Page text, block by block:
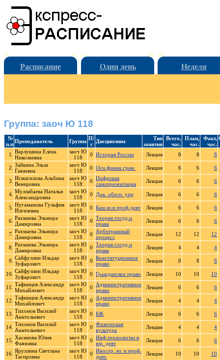
Расписание Один день Неделя
Группа: заоч Ю 118
№
п.п Преподаватель Группа П/
г
Дисциплина
Тип
занятия
Всего,
час.
План,
час.
Факт,
час.
1.
Варлушина Елена
Николаевна
заоч Ю
118
0 История России Лекция 8 8 8
2. Зайкина Эльза
Гаязовна
заоч Ю
118
0 Осн.финан.грам. Лекция 6 6 6
3. Исмагилова Альбина
Венеровна
заоч Ю
118
0 Цифровая
самопрезентация
Лекция 6 6 6
4. Муллабаева Наталья
Александровна
заоч Ю
118
0 Док. обесп. упр Лекция 6 6 6
5. Нугаманова Гульфия
Илгизевна
заоч Ю
118
0 Баш.яз.в проф.деят Лекция 6 6 6
6. Рахмаева Эльмира
Дамировна
заоч Ю
118
0 Теория госуд.и
права
Лекция 6 6 6
7. Рахмаева Эльмира
Дамировна
заоч Ю
118
0
Арбитражный
процесс
Лекция 12 12 12
8. Рахмаева Эльмира
Дамировна
заоч Ю
118
0 Теория госуд.и
права
Лекция 4 4 4
9. Сайфуллин Ильдар
Зуфарович
заоч Ю
118
0 Конституционное
право
Лекция 8 8 8
10. Сайфуллин Ильдар
Зуфарович
заоч Ю
118
0 Гражданское право Лекция 10 10 10
11.
Тафинцев Александр
Михайлович
заоч Ю
118
0
Административное
право
Лекция 6 6 6
12. Тафинцев Александр
Михайлович
заоч Ю
118
0
Административное
право
Лекция 4 4 4
13. Тихонов Василий
Анатольевич
заоч Ю
118
0 БЖ Лекция 6 6 6
14. Тихонов Василий
Анатольевич
заоч Ю
118
0 Физическая
культура
Лекция 4 4 4
15. Хасанова Юлия
Фаязовна
заоч Ю
118
0 Инф.технологии в
юр. деят
Лекция 6 6 6
16. Яруллина Светлана
Тагировна
заоч Ю
118
0 Иностр. яз. в проф.
деят.
Лекция 10 10 10